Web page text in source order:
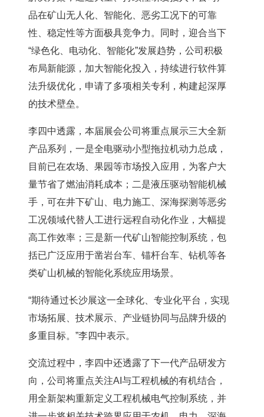
品在矿山无人化、智能化、恶劣工况下的可靠
性、稳定性等方面极具竞争力。同时，迎合当下
“绿色化、电动化、智能化”发展趋势，公司积极
布局新能源 ，加大智能化投入，持续进行软件算
法升级优化，申请了多项相关专利，构建起深厚
的技术壁垒。
李四中透露，本届展会公司将重点展示三大全新
产品系列，一是全电驱动小型拖拉机动力总成，
目前已在农场、果园等市场投入应用，为客户大
量节省了燃油消耗成本；二是液压驱动智能机械
手，可在井下矿山、电力施工、深海探测等恶劣
工况领域代替人工进行远程自动化作业，大幅提
高工作效率；三是新一代矿山智能控制系统，包
括已广泛应用于凿岩台车 、锚杆台车、钻机等各
类矿山机械的智能化系统应用场景。
“期待通过长沙展这一全球化、专业化平台，实现
市场拓展、技术展示、产业链协同与品牌升级的
多重目标。”李四中表示。
交流过程中，李四中还透露了下一代产品研发方
向，公司将重点关注AI与工程机械的有机结合，
用全新架构重新定义工程机械电气控制系统，并